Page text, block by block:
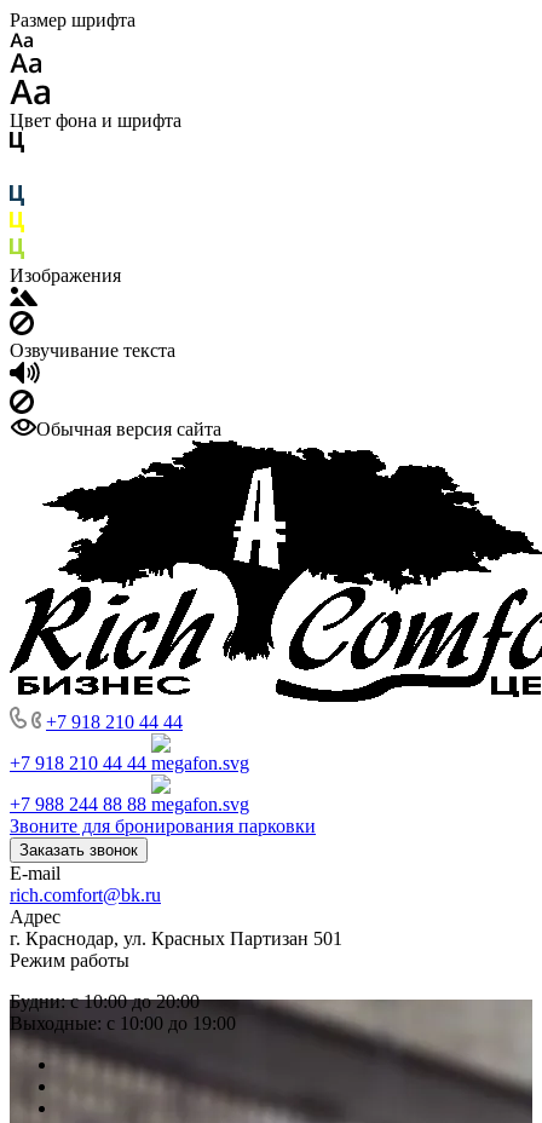
Размер шрифта
Цвет фона и шрифта
Изображения
Озвучивание текста
Обычная версия сайта
+7 918 210 44 44
+7 918 210 44 44
+7 988 244 88 88
Звоните для бронирования парковки
Заказать звонок
E-mail
rich.comfort@bk.ru
Адрес
г. Краснодар, ул. Красных Партизан 501
Режим работы
Будни: с 10:00 до 20:00
Выходные: с 10:00 до 19:00